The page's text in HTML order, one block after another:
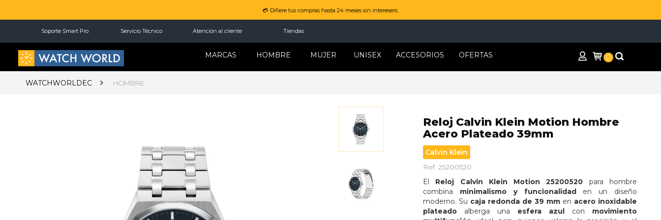
💳 Difiere tus compras hasta 24 meses sin interesers.
Soporte Smart Pro Servicio Técnico Atención al cliente Tiendas
MARCAS HOMBRE MUJER UNISEX ACCESORIOS OFERTAS 0
WATCHWORLDEC HOMBRE
Reloj Calvin Klein Motion Hombre
Acero Plateado 39mm
Calvin Klein
Ref. 25200520
El Reloj Calvin Klein Motion 25200520 para hombre
combina minimalismo y funcionalidad en un diseño
moderno. Su caja redonda de 39 mm en acero inoxidable
plateado alberga una esfera azul con movimiento